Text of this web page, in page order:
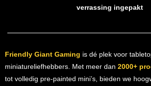
verrassing ingepakt
Friendly Giant Gaming is dé plek voor
miniatureliefhebbers. Met meer dan 2000+
tot volledig pre-painted mini’s, bieden we